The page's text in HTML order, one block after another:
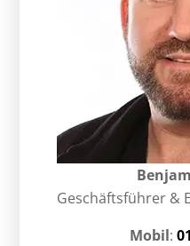
Geschäftsführer &
Mobil: